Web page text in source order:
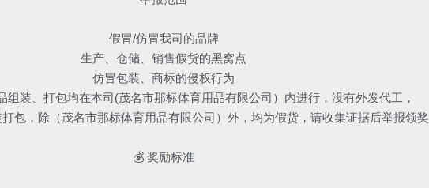
假冒/仿冒我司的品牌
生产、仓储、销售假货的黑窝点
仿冒包装、商标的侵权行为
产品组装、打包均在本司(茂名市那标体育用品有限公司）内进行，没有外发代工，
包，除（茂名市那标体育用品有限公司）外，均为假货，请收集证据后举报领奖
💰 奖励标准